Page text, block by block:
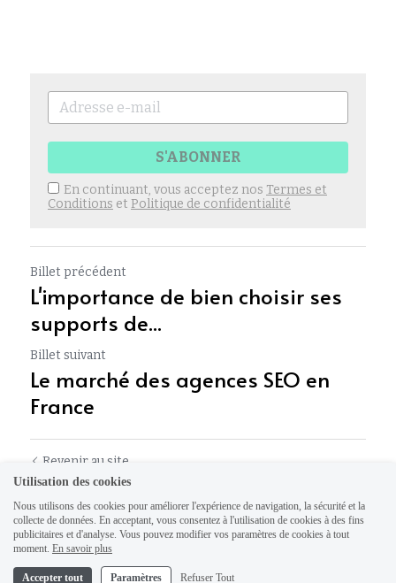
S'ABONNER
En continuant, vous acceptez nos Termes et
Conditions et Politique de confidentialité
Billet précédent
L'importance de bien choisir ses
supports de...
Billet suivant
Le marché des agences SEO en
France
Revenir au site
Utilisation des cookies
Nous utilisons des cookies pour améliorer l'expérience de navigation, la sécurité et la
collecte de données. En acceptant, vous consentez à l'utilisation de cookies à des fins
publicitaires et d'analyse. Vous pouvez modifier vos paramètres de cookies à tout
moment. En savoir plus
Accepter tout Paramètres Refuser Tout